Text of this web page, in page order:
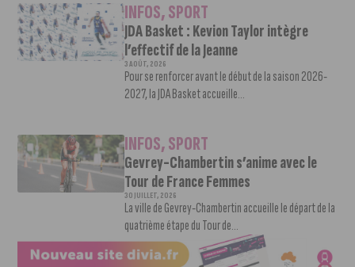
INFOS,SPORT
JDA Basket : Kevion Taylor intègre
l’effectif de la Jeanne
3 AOÛT, 2026
Pour se renforcer avant le début de la saison 2026-
2027, la JDA Basket accueille...
INFOS,SPORT
Gevrey-Chambertin s’anime avec le
Tour de France Femmes
30 JUILLET, 2026
La ville de Gevrey-Chambertin accueille le départ de la
quatrième étape du Tour de...